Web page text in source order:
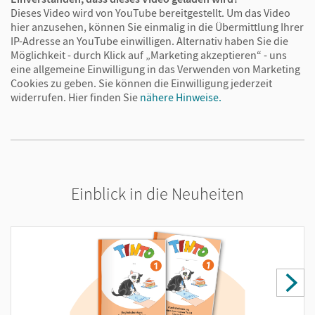
Musteraufgaben und wiederkehrende Formate
fördern selbstständiges Arbeiten. Wahlweise in
Druck-, Grund-, Schulausgangsschrift oder als DaZ-
Ausgabe.
Tinto-Erstlesebuch: Lesen lernen mit
Das Erstlesebuch bietet kindgerechte Texte in drei
Wortschatz (Wortschatzheft) erleichtern den
Einstieg. Die neue Doppelseite „Lesetraining“
/ „Spitz die Ohren“ fördert gezielt das Lesen und
Dieses Video wird von YouTube bereitgestellt. Um das Video
hier anzusehen, können Sie einmalig in die Übermittlung Ihrer
IP-Adresse an YouTube einwilligen. Alternativ haben Sie die
Möglichkeit - durch Klick auf „Marketing akzeptieren“ - uns
eine allgemeine Einwilligung in das Verwenden von Marketing
Cookies zu geben. Sie können die Einwilligung jederzeit
widerrufen. Hier finden Sie nähere Hinweise.
Einblick in die Neuheiten